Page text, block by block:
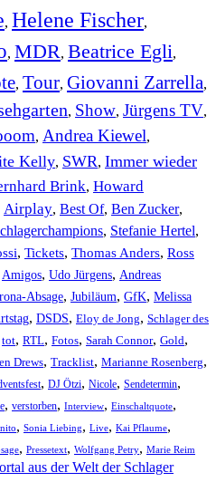
, Helene Fischer,
, MDR, Beatrice Egli,
, Tour, Giovanni Zarrella,
, Show, Jürgens TV,
, Andrea Kiewel,
Kelly, SWR, Immer wieder
Brink, Howard
Airplay, Best Of, Ben Zucker,
, Stefanie Hertel,
, Tickets, Thomas Anders, Ross
Amigos, Udo Jürgens, Andreas
Absage, Jubiläum, GfK, Melissa
, DSDS, Eloy de Jong, Schlager des
tot, RTL, Fotos, Sarah Connor, Gold,
Drews, Tracklist, Marianne Rosenberg,
, DJ Ötzi, Nicole, Sendetermin,
, verstorben, Interview, Einschaltquote,
, Sonia Liebing, Live, Kai Pflaume,
, Pressetext, Wolfgang Petry, Marie Reim